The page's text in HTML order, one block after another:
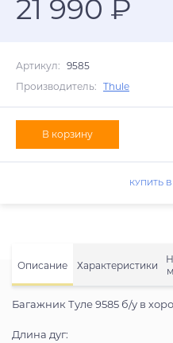
Описание Характеристики
Багажник Туле 9585 б/у в
Длина дуг:
21 990 ₽
Артикул: 9585
Производитель: Thule
В корзину
КУПИТЬ